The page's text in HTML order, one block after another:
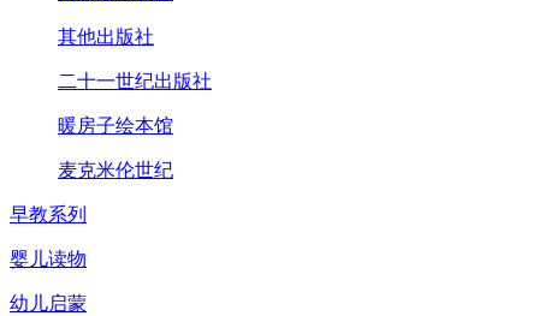
其他出版社
二十一世纪出版社
暖房子绘本馆
麦克米伦世纪
早教系列
婴儿读物
幼儿启蒙